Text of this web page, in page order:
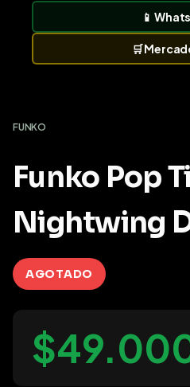
📱
🛒
FUNKO
Funko Pop
Nightwing
AGOTADO